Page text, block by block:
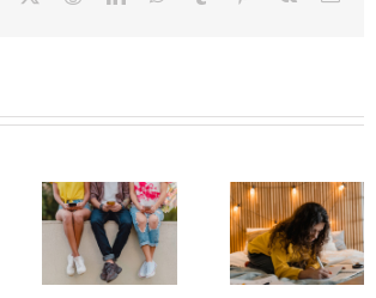
Zašto su
pametni
telefoni
TikTok room
inspiration:
šta stvarno
vredi